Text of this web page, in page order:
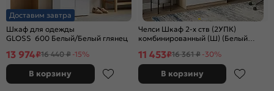
Доставим завтра
Шкаф для одежды
GLOSS 600 Белый/Белый глянец
13 974₽16 440 ₽ -15%
В корзину
Челси Шкаф 2-х ств (2УПК)
комбинированный (Ш) (Белый
11 453₽16 361 ₽ -30%
В корзину